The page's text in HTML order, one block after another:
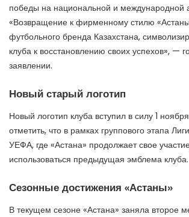
победы на национальной и международной
«Возвращение к фирменному стилю
футбольного бренда Казахстана,
клуба к восстановлению своих успехов», —
заявлении.
Новый старый логотип
Новый логотип клуба вступил в силу 1
отметить, что в рамках группового этапа
УЕФА, где «Астана» продолжает свое
использоваться предыдущая эмблема клуба.
Сезонные достижения «Астаны»
В текущем сезоне «Астана» заняла второе